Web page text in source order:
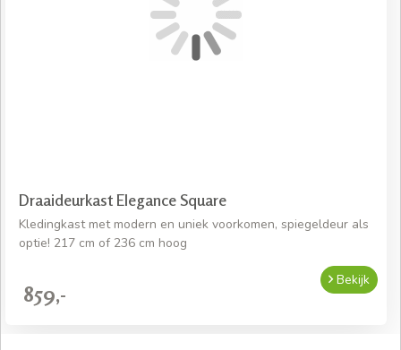
Draaideurkast Elegance Square
Kledingkast met modern en uniek voorkomen, spiegeldeur als
optie! 217 cm of 236 cm hoog
859,-
Bekijk